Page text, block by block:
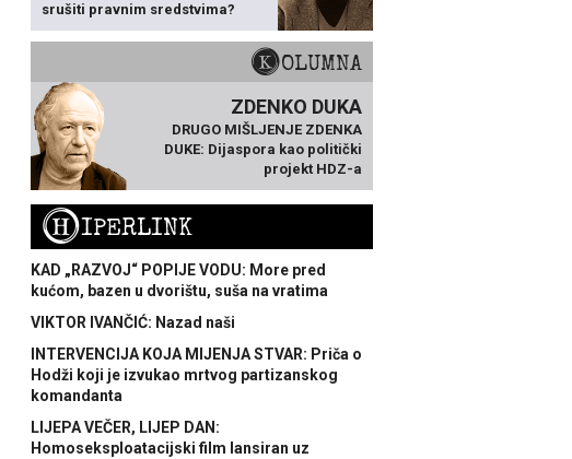
srušiti pravnim sredstvima?
KOLUMNA
ZDENKO DUKA
DRUGO MIŠLJENJE ZDENKA
DUKE: Dijaspora kao politički
projekt HDZ-a
HIPERLINK
KAD „RAZVOJ“ POPIJE VODU: More pred
kućom, bazen u dvorištu, suša na vratima
VIKTOR IVANČIĆ: Nazad naši
INTERVENCIJA KOJA MIJENJA STVAR: Priča o
Hodži koji je izvukao mrtvog partizanskog
komandanta
LIJEPA VEČER, LIJEP DAN:
Homoseksploatacijski film lansiran uz